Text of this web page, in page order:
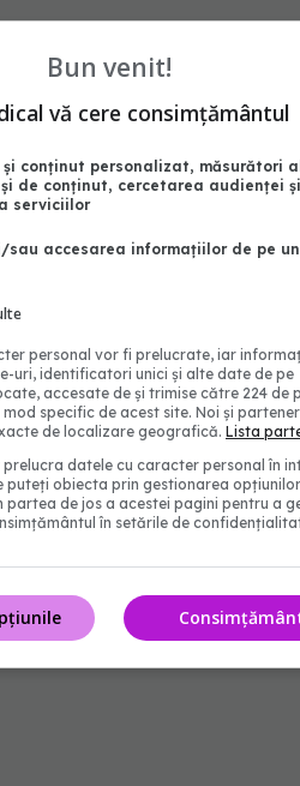
temporară a
Medicamentului;
de la compania
față în România;
de vaccinare, astfel
măsură de precauție
științific care să fi
a lotului respectv
a cazurilor de
ABV 5300, EMA a
nu există indicii
adverse raportate”.
Bun venit!
vă cere consimțământul
conținut personalizat, măsurători
de conținut, cercetarea audienței și
serviciilor
sau accesarea informațiilor de pe un
personal vor fi prelucrate, iar
uri, identificatori unici și alte date de pe
accesate de și trimise către 224 de
specific de acest site. Noi și
de localizare geografică. Lista
datele cu caracter personal în
puteți obiecta prin gestionarea
partea de jos a acestei pagini pentru a
în setările de